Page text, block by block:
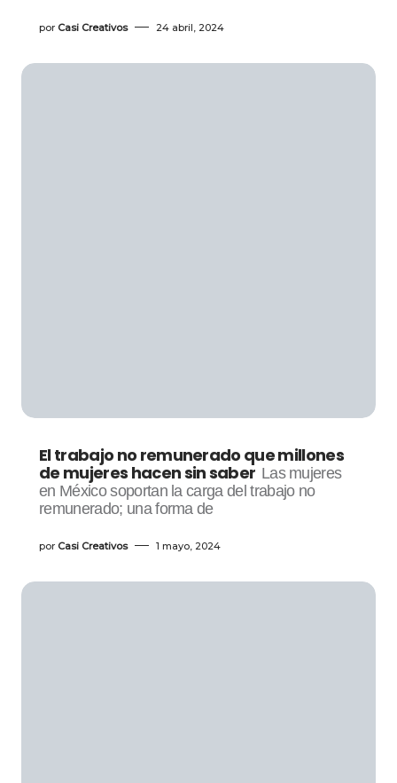
por Casi Creativos 24 abril, 2024
El trabajo no remunerado que millones
de mujeres hacen sin saber Las mujeres
en México soportan la carga del trabajo no
remunerado; una forma de
por Casi Creativos 1 mayo, 2024